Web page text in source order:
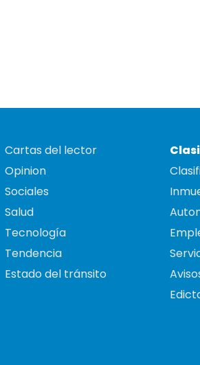
Cartas del lector
Opinion
Sociales
Salud
Tecnología
Tendencia
Estado del tránsito